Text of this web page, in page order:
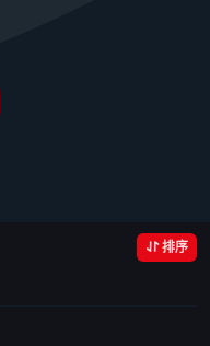
排序